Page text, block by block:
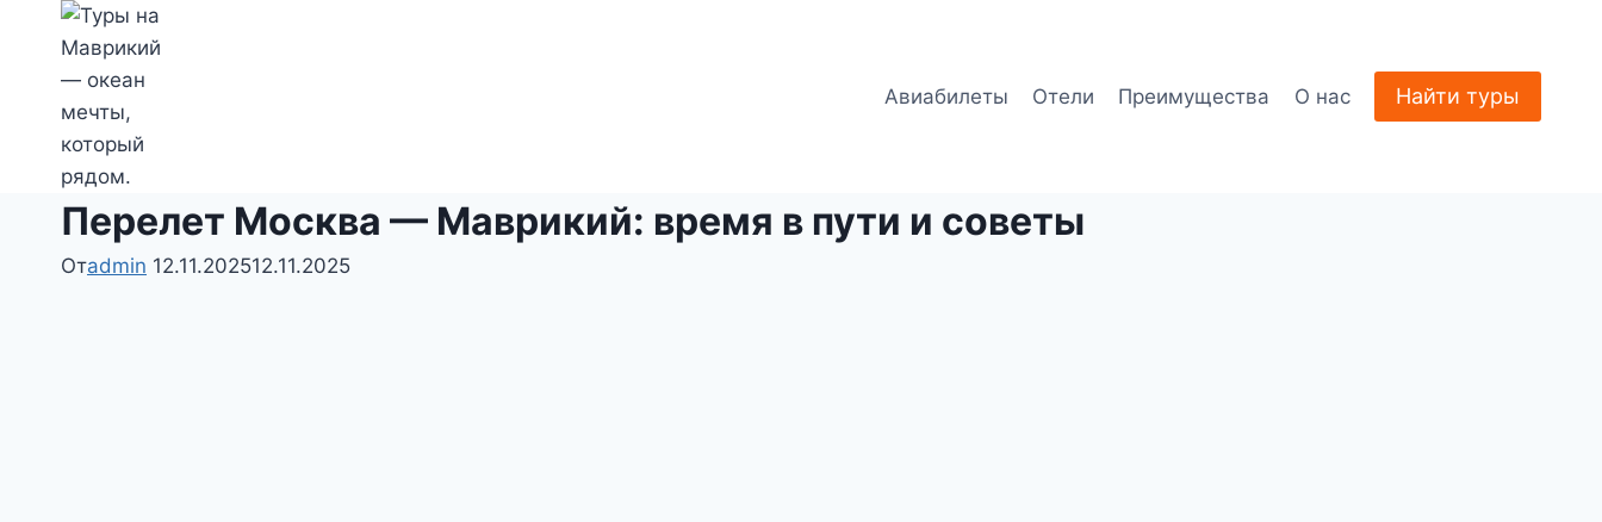
Перейти
содержимому
Авиабилеты Отели Преимущества О нас Найти туры
Перелет Москва — Маврикий: время в пути и советы
Отadmin 12.11.202512.11.2025